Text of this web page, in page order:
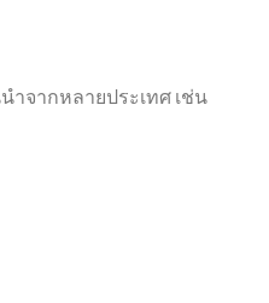
จากหลายประเทศ เช่น